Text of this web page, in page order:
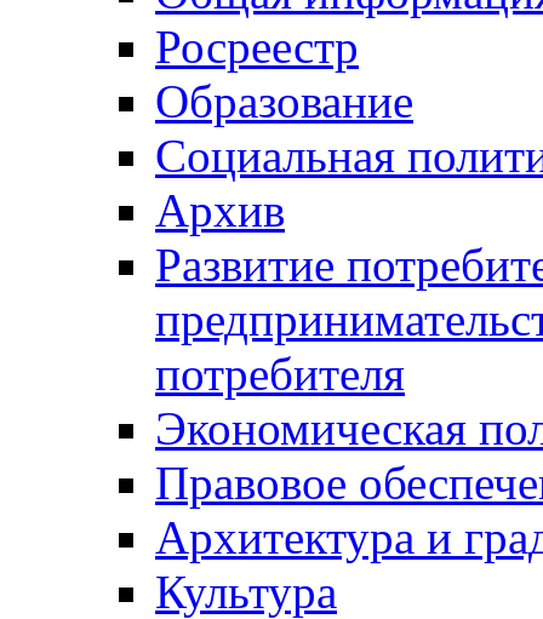
Росреестр
Образование
Социальная
Архив
Развитие
потребителя
Экономическая
Правовое
Архитектура и
Культура